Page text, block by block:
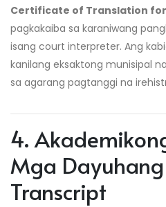
Certificate of Translation
pagkakaiba sa karaniwang
isang court interpreter. Ang
kanilang eksaktong munisipal
sa agarang pagtanggi na
4.
Mga
Transcript